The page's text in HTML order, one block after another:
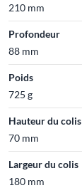
210 mm
Profondeur
88 mm
Poids
725 g
Hauteur du colis
70 mm
Largeur du colis
180 mm